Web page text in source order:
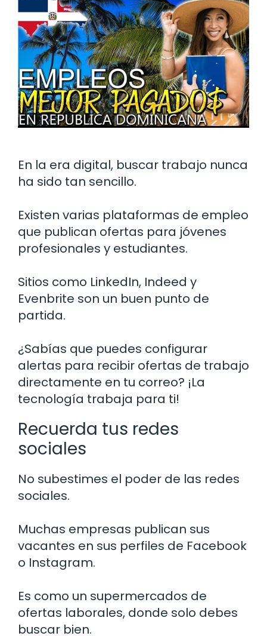
En la era digital, buscar trabajo nunca
ha sido tan sencillo.
Existen varias plataformas de empleo
que publican ofertas para jóvenes
profesionales y estudiantes.
Sitios como LinkedIn, Indeed y
Evenbrite son un buen punto de
partida.
¿Sabías que puedes configurar
alertas para recibir ofertas de trabajo
directamente en tu correo? ¡La
tecnología trabaja para ti!
Recuerda tus redes
sociales
No subestimes el poder de las redes
sociales.
Muchas empresas publican sus
vacantes en sus perfiles de Facebook
o Instagram.
Es como un supermercados de
ofertas laborales, donde solo debes
buscar bien.